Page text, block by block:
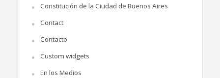
Constitución de la Ciudad de Buenos Aires
Contact
Contacto
Custom widgets
En los Medios